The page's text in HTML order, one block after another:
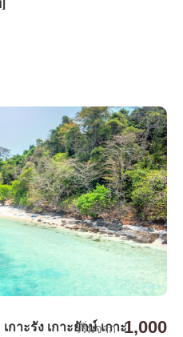
กาะรัง เกาะยักษ์ เกาะ
เริ่มจาก 1,000